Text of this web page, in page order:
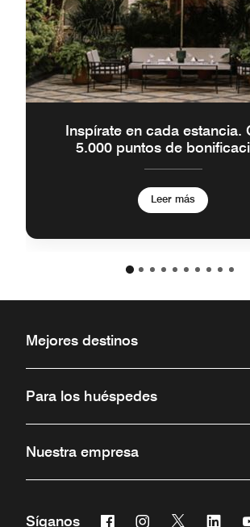
Inspírate en cada estancia.
5.000 puntos de
Leer más
Mejores destinos
Para los huéspedes
Nuestra empresa
Síganos FacebookInstagram
Twitter